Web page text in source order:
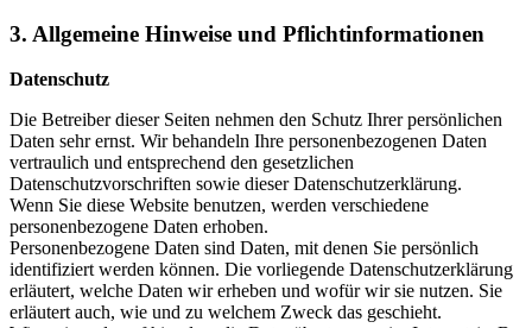
3. Allgemeine Hinweise und Pflichtinformationen
Datenschutz
Die Betreiber dieser Seiten nehmen den Schutz Ihrer persönlichen
Daten sehr ernst. Wir behandeln Ihre personenbezogenen Daten
vertraulich und entsprechend den gesetzlichen
Datenschutzvorschriften sowie dieser Datenschutzerklärung.
Wenn Sie diese Website benutzen, werden verschiedene
personenbezogene Daten erhoben.
Personenbezogene Daten sind Daten, mit denen Sie persönlich
identifiziert werden können. Die vorliegende Datenschutzerklärung
erläutert, welche Daten wir erheben und wofür wir sie nutzen. Sie
erläutert auch, wie und zu welchem Zweck das geschieht.